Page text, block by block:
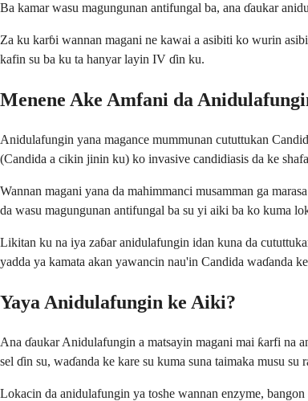
Ba kamar wasu magungunan antifungal ba, ana ɗaukar
Za ku karɓi wannan magani ne kawai a asibiti ko wurin
kafin su ba ku ta hanyar layin IV ɗin ku.
Menene Ake Amfani da
Anidulafungin yana magance mummunan cututtukan
(Candida a cikin jinin ku) ko invasive candidiasis da ke
Wannan magani yana da mahimmanci musamman ga
da wasu magungunan antifungal ba su yi aiki ba ko kuma
Likitan ku na iya zaɓar anidulafungin idan kuna da
yadda ya kamata akan yawancin nau'in Candida waɗanda
Yaya Anidulafungin ke Aiki?
Ana ɗaukar Anidulafungin a matsayin magani mai ƙarfi na
sel ɗin su, waɗanda ke kare su kuma suna taimaka musu su
Lokacin da anidulafungin ya toshe wannan enzyme,